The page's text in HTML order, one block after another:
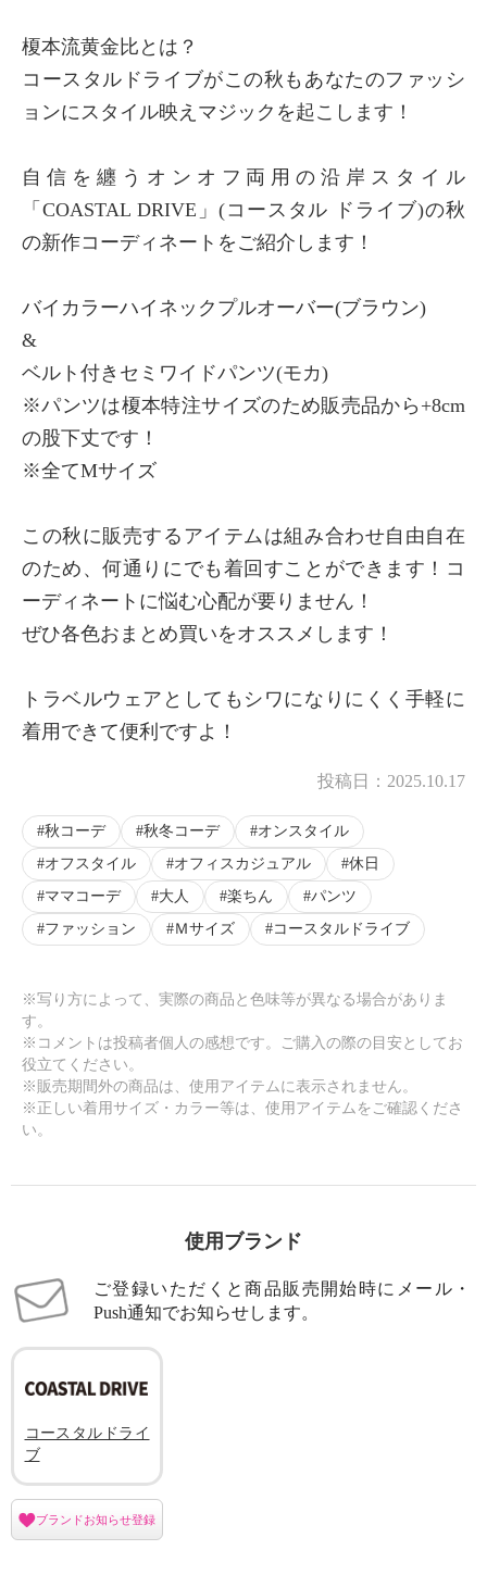
榎本流黄金比とは？
コースタルドライブがこの秋もあなたのファッシ
ョンにスタイル映えマジックを起こします！
自信を纏うオンオフ両用の沿岸スタイル
「COASTAL DRIVE」(コースタル ドライブ)の秋
の新作コーディネートをご紹介します！
バイカラーハイネックプルオーバー(ブラウン)
&
ベルト付きセミワイドパンツ(モカ)
※パンツは榎本特注サイズのため販売品から+8cm
の股下丈です！
※全てMサイズ
この秋に販売するアイテムは組み合わせ自由自在
のため、何通りにでも着回すことができます！コ
ーディネートに悩む心配が要りません！
ぜひ各色おまとめ買いをオススメします！
トラベルウェアとしてもシワになりにくく手軽に
着用できて便利ですよ！
投稿日： 2025.10.17
秋コーデ 秋冬コーデ
オンスタイル
オフスタイル
オフィスカジュアル
休日
ママコーデ
大人 楽ちん
パンツ
ファッション
Ｍサイズ コースタルドライブ
※写り方によって、実際の商品と色味等が異なる場合がありま
す。
※コメントは投稿者個人の感想です。ご購入の際の目安としてお
役立てください。
※販売期間外の商品は、使用アイテムに表示されません。
※正しい着用サイズ・カラー等は、使用アイテムをご確認くださ
い。
使用ブランド
ご登録いただくと商品販売開始時にメール・
Push通知でお知らせします。
コースタルドライ
ブ
ブランドお知らせ登録